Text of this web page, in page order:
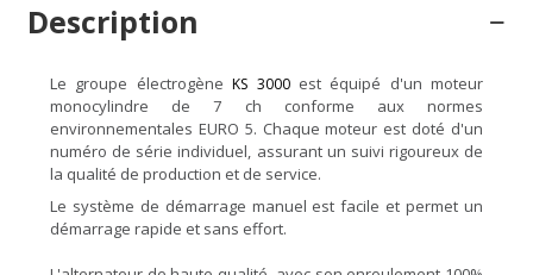
Description
Le groupe électrogèneKS 3000 est équipé d'un moteur
monocylindre de 7 ch conforme aux normes
environnementales EURO 5. Chaque moteur est doté d'un
numéro de série individuel, assurant un suivi rigoureux de
la qualité de production et de service.
Le système de démarrage manuel est facile et permet un
démarrage rapide et sans effort.